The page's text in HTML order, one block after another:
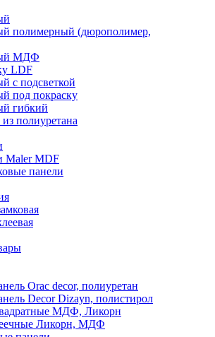
полимерный (дюрополимер,
МДФ
LDF
с подсветкой
под покраску
гибкий
полиуретана
Maler MDF
панели
Orac decor, полиуретан
Decor Dizayn, полистирол
МДФ, Ликорн
Ликорн, МДФ